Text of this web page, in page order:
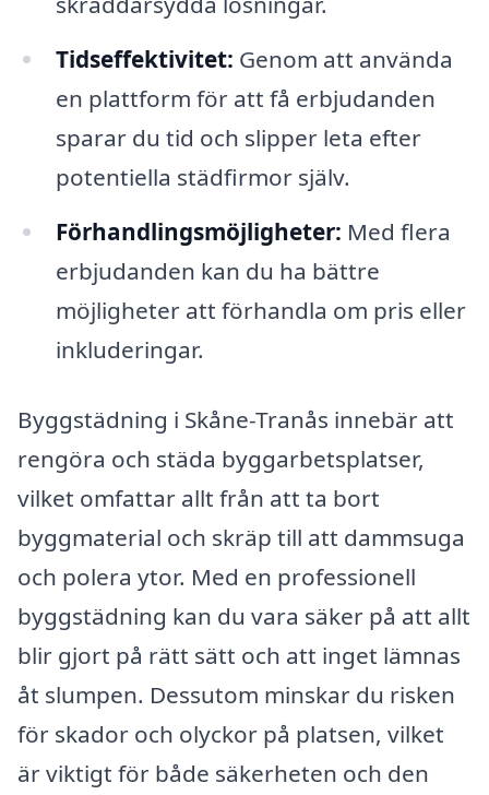
Tidseffektivitet: Genom att använda
en plattform för att få erbjudanden
sparar du tid och slipper leta efter
potentiella städfirmor själv.
Förhandlingsmöjligheter: Med flera
erbjudanden kan du ha bättre
möjligheter att förhandla om pris eller
inkluderingar.
Byggstädning i Skåne-Tranås innebär att
rengöra och städa byggarbetsplatser,
vilket omfattar allt från att ta bort
byggmaterial och skräp till att dammsuga
och polera ytor. Med en professionell
byggstädning kan du vara säker på att allt
blir gjort på rätt sätt och att inget lämnas
åt slumpen. Dessutom minskar du risken
för skador och olyckor på platsen, vilket
är viktigt för både säkerheten och den